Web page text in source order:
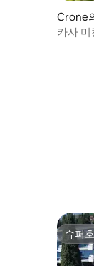
Crone
카사 미
슈퍼
슈퍼